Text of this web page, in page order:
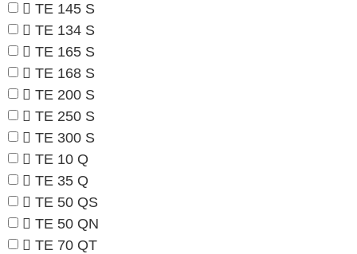
TE 145 S
TE 134 S
TE 165 S
TE 168 S
TE 200 S
TE 250 S
TE 300 S
TE 10 Q
TE 35 Q
TE 50 QS
TE 50 QN
TE 70 QT